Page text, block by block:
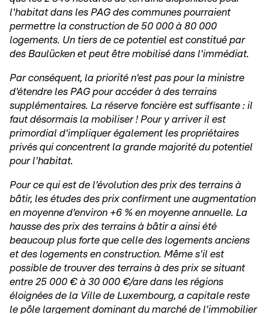
l'habitat dans les PAG des communes pourraient
permettre la construction de 50 000 à 80 000
logements. Un tiers de ce potentiel est constitué par
des Baulücken et peut être mobilisé dans l'immédiat.
Par conséquent, la priorité n'est pas pour la ministre
d'étendre les PAG pour accéder à des terrains
supplémentaires. La réserve foncière est suffisante : il
faut désormais la mobiliser ! Pour y arriver il est
primordial d'impliquer également les propriétaires
privés qui concentrent la grande majorité du potentiel
pour l'habitat.
Pour ce qui est de l'évolution des prix des terrains à
bâtir, les études des prix confirment une augmentation
en moyenne d'environ +6 % en moyenne annuelle. La
hausse des prix des terrains à bâtir a ainsi été
beaucoup plus forte que celle des logements anciens
et des logements en construction. Même s'il est
possible de trouver des terrains à des prix se situant
entre 25 000 € à 30 000 €/are dans les régions
éloignées de la Ville de Luxembourg, a capitale reste
le pôle largement dominant du marché de l'immobilier